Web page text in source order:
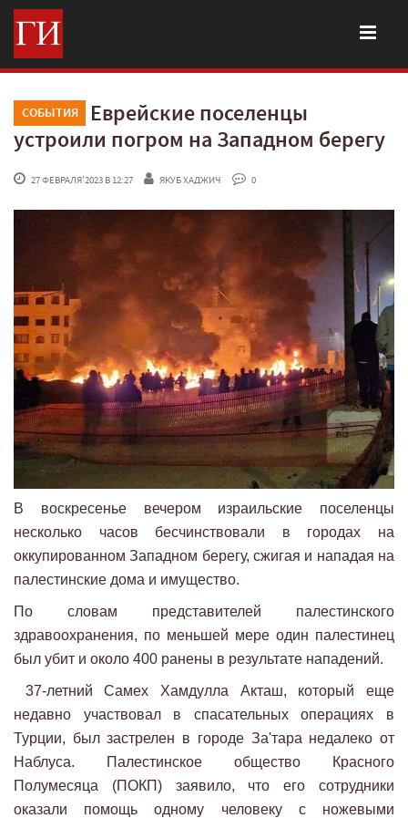
СОБЫТИЯ
Еврейские поселенцы
устроили погром на Западном берегу
27 ФЕВРАЛЯ'2023 В 12:27 ЯКУБ ХАДЖИЧ 0
В воскресенье вечером израильские поселенцы
несколько часов бесчинствовали в городах на
оккупированном Западном берегу, сжигая и нападая на
палестинские дома и имущество.
По словам представителей палестинского
здравоохранения, по меньшей мере один палестинец
был убит и около 400 ранены в результате нападений.
37-летний Самех Хамдулла Акташ, который еще
недавно участвовал в спасательных операциях в
Турции, был застрелен в городе За'тара недалеко от
Наблуса. Палестинское общество Красного
Полумесяца (ПОКП) заявило, что его сотрудники
оказали помощь одному человеку с ножевыми